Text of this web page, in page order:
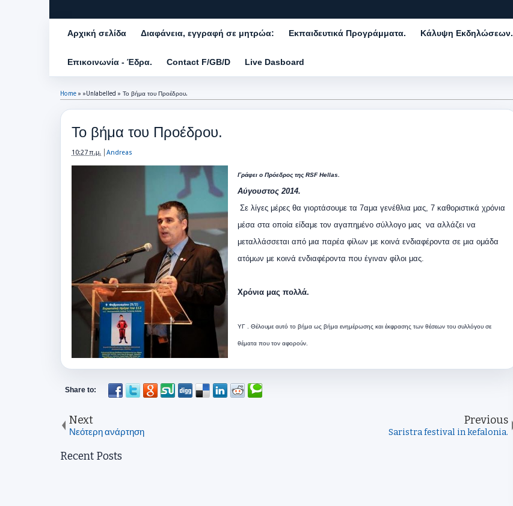
Αρχική σελίδα Διαφάνεια, εγγραφή σε μητρώα: Εκπαιδευτικά Προγράμματα. Κάλυψη Εκδηλώσεων.
Επικοινωνία - Έδρα. Contact F/GB/D Live Dasboard
Home » »Unlabelled » Το βήμα του Προέδρου.
Το βήμα του Προέδρου.
10:27 π.μ. Andreas
Γράφει ο Πρόεδρος της RSF Hellas.
Αύγουστος 2014.
Σε λίγες μέρες θα γιορτάσουμε τα 7αμα γενέθλια μας, 7 καθοριστικά χρόνια
μέσα στα οποία είδαμε τον αγαπημένο σύλλογο μας να αλλάζει να
μεταλλάσσεται από μια παρέα φίλων με κοινά ενδιαφέροντα σε μια ομάδα
ατόμων με κοινά ενδιαφέροντα που έγιναν φίλοι μας.
Χρόνια μας πολλά.
ΥΓ . Θέλουμε αυτό το βήμα ως βήμα ενημέρωσης και έκφρασης των θέσεων του συλλόγου σε
θέματα που τον αφορούν.
Next
Νεότερη ανάρτηση
Previous
Saristra festival in kefalonia.
Recent Posts